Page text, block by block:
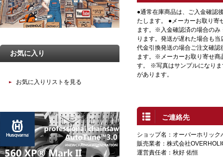
●通常在庫商品は、ご入金確認
たします。 ●メーカーお取り寄
ます。※入金確認済の場合の
ります。発送が遅れた場合も
代金引換発送の場合ご注文確
ます。※メーカーお取り寄せ商
す。 ※写真はサンプルになり
があります。
ご連絡先
ショップ名：オーバーホリック
販売業者：株式会社
運営責任者：秋好 佑恒
お気に入り
お気に入りリストを見る